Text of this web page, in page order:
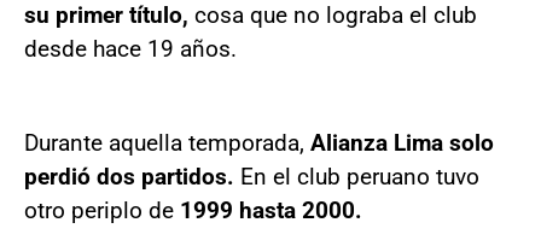
su primer título, cosa que no lograba el club
desde hace 19 años.
Durante aquella temporada, Alianza Lima solo
perdió dos partidos. En el club peruano tuvo
otro periplo de 1999 hasta 2000.